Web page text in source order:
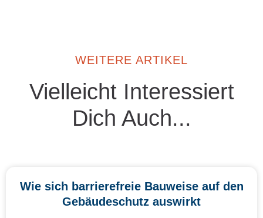
WEITERE ARTIKEL
Vielleicht Interessiert
Dich Auch...
Wie sich barrierefreie Bauweise auf den
Gebäudeschutz auswirkt